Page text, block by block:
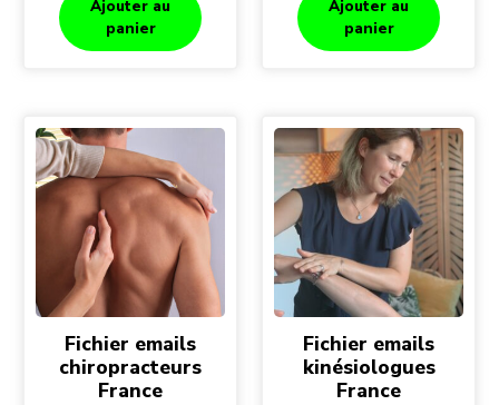
Ajouter au
panier
Ajouter au
panier
Fichier emails
chiropracteurs
France
Fichier emails
kinésiologues
France